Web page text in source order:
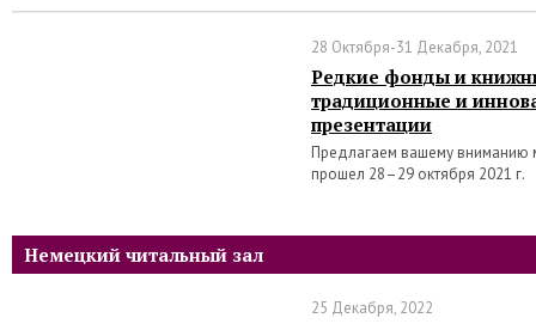
28 Октября-31 Декабря, 2021
Редкие фонды и
традиционные и
презентации
Предлагаем вашему вниманию
прошел 28–29 октября 2021 г.
Немецкий читальный зал
25 Декабря, 2022